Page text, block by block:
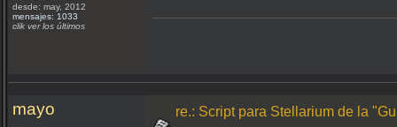
desde: may, 2012
mensajes: 1033
clik ver los últimos
mayo re.: Script para Stellarium de la